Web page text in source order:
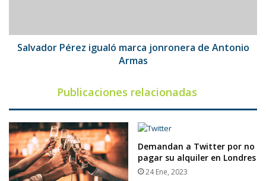
Salvador Pérez igualó marca jonronera de Antonio
Armas
Publicaciones relacionadas
Demandan a Twitter por no
pagar su alquiler en Londres
24 Ene, 2023